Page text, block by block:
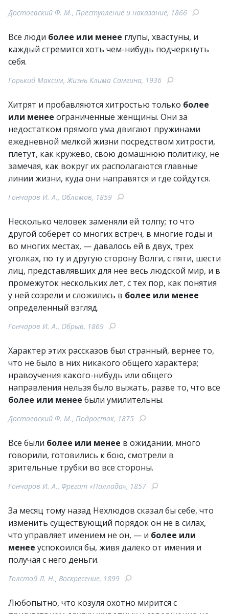
Достоевский Ф. М., Преступление и наказание, 1866
Все люди более или менее глупы, хвастуны, и
каждый стремится хоть чем-нибудь подчеркнуть
себя.
Горький Максим, Жизнь Клима Самгина, 1936
Хитрят и пробавляются хитростью только более
или менее ограниченные женщины. Они за
недостатком прямого ума двигают пружинами
ежедневной мелкой жизни посредством хитрости,
плетут, как кружево, свою домашнюю политику, не
замечая, как вокруг их располагаются главные
линии жизни, куда они направятся и где сойдутся.
Гончаров И. А., Обломов, 1859
Несколько человек заменяли ей толпу; то что
другой соберет со многих встреч, в многие годы и
во многих местах, — давалось ей в двух, трех
уголках, по ту и другую сторону Волги, с пяти, шести
лиц, представлявших для нее весь людской мир, и в
промежуток нескольких лет, с тех пор, как понятия
у ней созрели и сложились в более или менее
определенный взгляд.
Гончаров И. А., Обрыв, 1869
Характер этих рассказов был странный, вернее то,
что не было в них никакого общего характера;
нравоучения какого-нибудь или общего
направления нельзя было выжать, разве то, что все
более или менее были умилительны.
Достоевский Ф. М., Подросток, 1875
Все были более или менее в ожидании, много
говорили, готовились к бою, смотрели в
зрительные трубки во все стороны.
Гончаров И. А., Фрегат «Паллада», 1857
За месяц тому назад Нехлюдов сказал бы себе, что
изменить существующий порядок он не в силах,
что управляет имением не он, — и более или
менее успокоился бы, живя далеко от имения и
получая с него деньги.
Толстой Л. Н., Воскресение, 1899
Любопытно, что козуля охотно мирится с